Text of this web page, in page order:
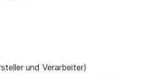
und Verarbeiter)